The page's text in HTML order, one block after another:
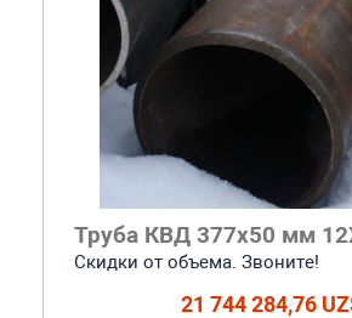
Труба КВД 377х50 мм
Скидки от объема. Звоните!
21 744 284,76